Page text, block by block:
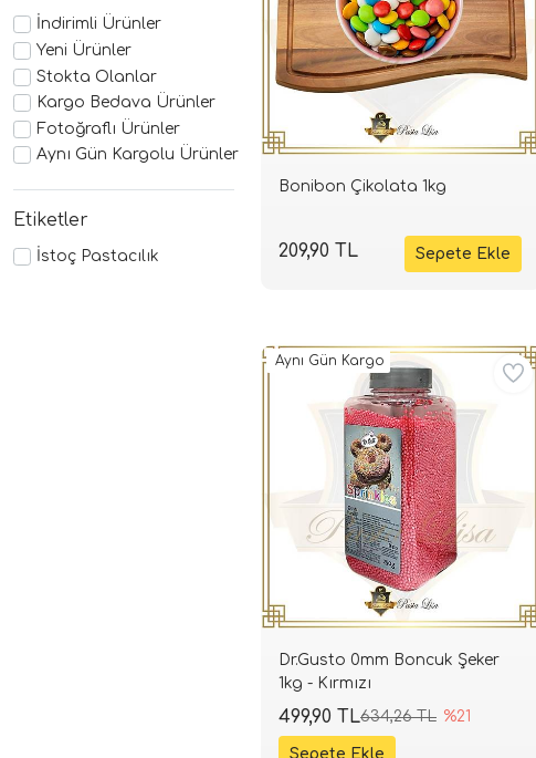
İndirimli Ürünler
Yeni Ürünler
Stokta Olanlar
Kargo Bedava Ürünler
Fotoğraflı Ürünler
Aynı Gün Kargolu Ürünler
Etiketler
İstoç Pastacılık
Bonibon Çikolata 1kg
209,90 TL
Dr.Gusto 0mm Boncuk Şeker
1kg - Kırmızı
634,26 TL %21
499,90 TL
Aynı Gün Kargo